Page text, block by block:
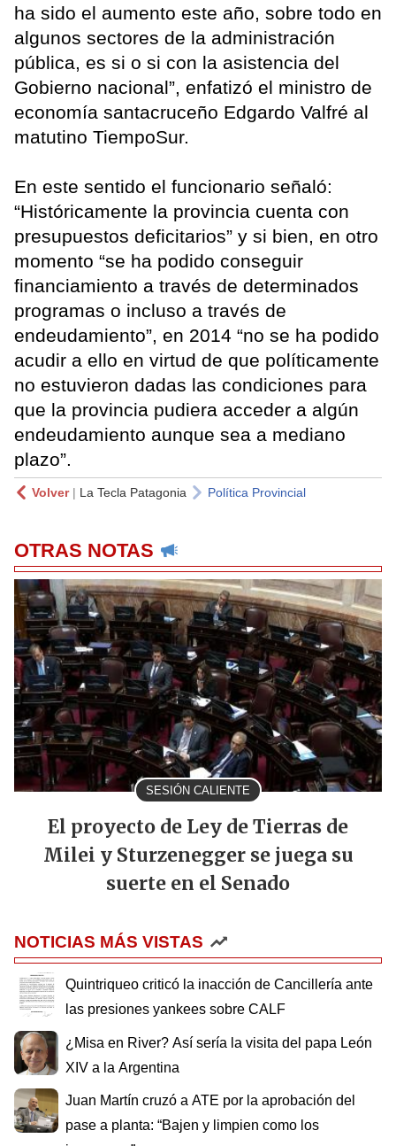
ha sido el aumento este año, sobre todo en
algunos sectores de la administración
pública, es si o si con la asistencia del
Gobierno nacional”, enfatizó el ministro de
economía santacruceño Edgardo Valfré al
matutino TiempoSur.
En este sentido el funcionario señaló:
“Históricamente la provincia cuenta con
presupuestos deficitarios” y si bien, en otro
momento “se ha podido conseguir
financiamiento a través de determinados
programas o incluso a través de
endeudamiento”, en 2014 “no se ha podido
acudir a ello en virtud de que políticamente
no estuvieron dadas las condiciones para
que la provincia pudiera acceder a algún
endeudamiento aunque sea a mediano
plazo”.
Volver| La Tecla Patagonia Política Provincial
OTRAS NOTAS
SESIÓN CALIENTE
El proyecto de Ley de Tierras de
Milei y Sturzenegger se juega su
suerte en el Senado
NOTICIAS MÁS VISTAS
Quintriqueo criticó la inacción de Cancillería ante
las presiones yankees sobre CALF
¿Misa en River? Así sería la visita del papa León
XIV a la Argentina
Juan Martín cruzó a ATE por la aprobación del
pase a planta: “Bajen y limpien como los